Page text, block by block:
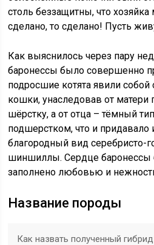
столь беззащитны, что хозяйка
сделано, то сделано! Пусть
Как выяснилось через пару
баронессы было совершенно
подросшие котята явили
кошки, унаследовав от
шёрстку, а от отца – тёмный
подшерстком, что и придавало
благородный вид серебристо-
шиншиллы. Сердце баронессы
заполнено любовью и
Название породы
Как назвать полученный